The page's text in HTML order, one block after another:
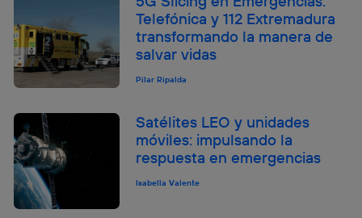
Telefónica y 112 Extremadura
transformando la manera de
salvar vidas
Pilar Ripalda
Satélites LEO y unidades
móviles: impulsando la
respuesta en emergencias
Isabella Valente